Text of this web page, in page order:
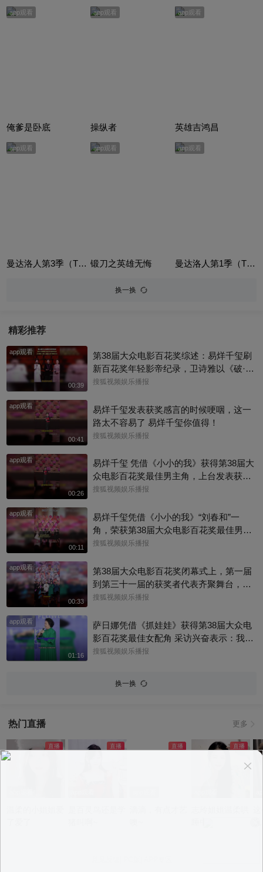
app观看
俺爹是卧底
app观看
操纵者
app观看
英雄吉鸿昌
app观看
曼达洛人第3季（The Mandalorian Season 3）
app观看
锻刀之英雄无悔
app观看
曼达洛人第1季（The Mandalorian Season 1）
换一换
精彩推荐
app观看
00:39
第38届大众电影百花奖综述：易烊千玺刷
新百花奖年轻影帝纪录，卫诗雅以《破·地
狱》拿下最佳女主
搜狐视频娱乐播报
app观看
00:41
易烊千玺发表获奖感言的时候哽咽，这一
路太不容易了 易烊千玺你值得！
搜狐视频娱乐播报
app观看
00:26
易烊千玺 凭借《小小的我》获得第38届大
众电影百花奖最佳男主角，上台发表获奖
感言
搜狐视频娱乐播报
app观看
00:11
易烊千玺凭借《小小的我》“刘春和”一
角，荣获第38届大众电影百花奖最佳男主
角,恭喜！
搜狐视频娱乐播报
app观看
00:33
第38届大众电影百花奖闭幕式上，第一届
到第三十一届的获奖者代表齐聚舞台，共
同唱响《电影让我们相会》，几代电影人
@张朝阳 @国风舞乐狐 @狐学学有知识
@小狐探班 @明星狐 @翔哥来了
搜狐视频娱乐播报
app观看
01:16
萨日娜凭借《抓娃娃》获得第38届大众电
影百花奖最佳女配角 采访兴奋表示：我之
前从未演过喜剧
搜狐视频娱乐播报
换一换
热门直播 更多